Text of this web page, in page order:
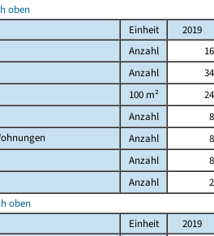
oben
Einheit 2019
Anzahl 16
Anzahl 34
100 m² 24
Anzahl 8
Anzahl 8
Anzahl 8
Anzahl 2
oben
Einheit 2019